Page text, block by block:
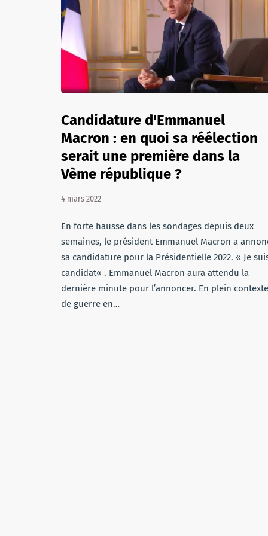
Candidature d'Emmanuel
Macron : en quoi sa réélection
serait une première dans la
Vème république ?
4 mars 2022
En forte hausse dans les sondages depuis deux
semaines, le président Emmanuel Macron a
sa candidature pour la Présidentielle 2022. « Je
candidat« . Emmanuel Macron aura attendu la
dernière minute pour l’annoncer. En plein contexte
de guerre en…